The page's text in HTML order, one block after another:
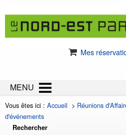
Mes
MENU
Vous êtes ici : Accueil > Réunions
d'événements
Rechercher